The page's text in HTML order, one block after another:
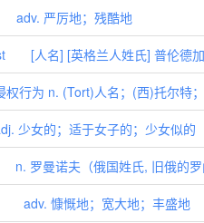
严厉地；残酷地
[人名] [英格兰人姓氏] 普伦德
为 n. (Tort)人名；(西)托尔特
女的；适于女子的；少女似的
罗曼诺夫（俄国姓氏, 旧俄的罗
adv. 慷慨地；宽大地；丰盛地